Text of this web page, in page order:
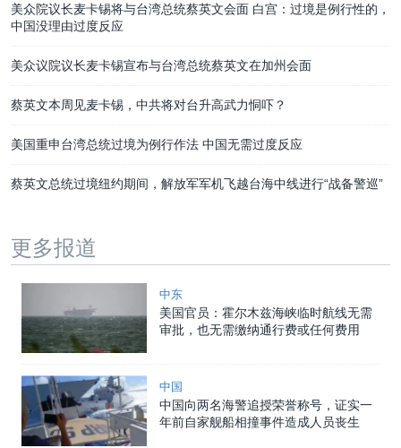
美众院议长麦卡锡将与台湾总统蔡英文会面 白宫：过境是例行性的，
中国没理由过度反应
美众议院议长麦卡锡宣布与台湾总统蔡英文在加州会面
蔡英文本周见麦卡锡，中共将对台升高武力恫吓？
美国重申台湾总统过境为例行作法 中国无需过度反应
蔡英文总统过境纽约期间，解放军军机飞越台海中线进行“战备警巡”
更多报道
中东
美国官员：霍尔木兹海峡临时航线无需
审批，也无需缴纳通行费或任何费用
中国
中国向两名海警追授荣誉称号，证实一
年前自家舰船相撞事件造成人员丧生